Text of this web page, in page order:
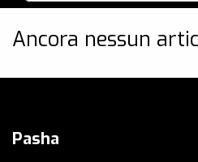
Ancora nessun
Pasha